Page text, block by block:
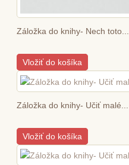
Záložka do knihy- Nech toto...
Vložiť do košíka
Záložka do knihy- Učiť malé...
Vložiť do košíka